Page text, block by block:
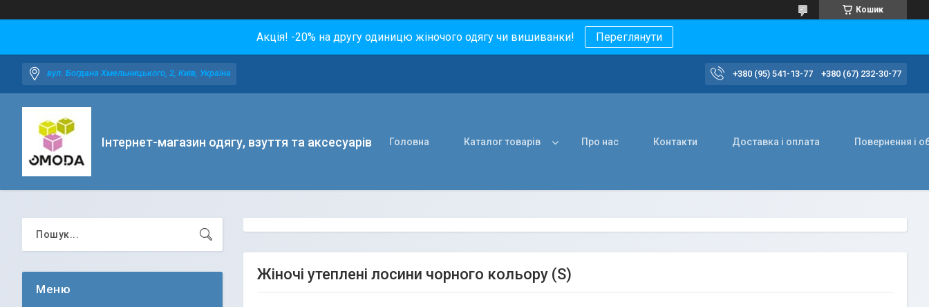
Кошик
Акція! -20% на другу одиницю жіночого одягу чи вишиванки! Переглянути
вул. Богдана Хмельницького, 2, Київ, Україна +380 (95) 541-13-77 +380 (67) 232-30-77
Інтернет-магазин одягу, взуття та аксесуарів Головна Каталог товарів Про нас Контакти Доставка і оплата Повернення і
Жіночі утеплені лосини чорного кольору (S)